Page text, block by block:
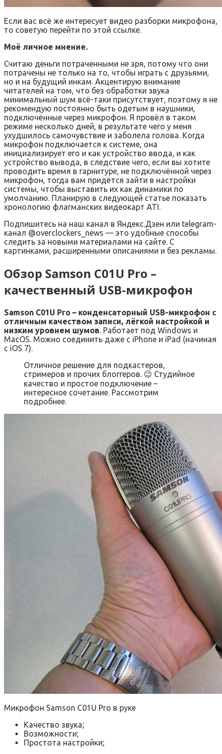
Если вас всё же интересует видео разборки микрофона,
то советую перейти по этой ссылке.
Моё личное мнение.
Считаю деньги потраченными не зря, потому что они
потрачены не только на то, чтобы играть с друзьями,
но и на будущий инкам. Акцентирую внимание
читателей на том, что без обработки звука
минимальный шум всё-таки присутствует, поэтому я не
рекомендую постоянно быть одетым в наушники,
подключённые через микрофон. Я провёл в таком
режиме несколько дней, в результате чего у меня
ухудшилось самочувствие и заболела голова. Когда
микрофон подключается к системе, она
инициализирует его и как устройство ввода, и как
устройство вывода, в следствие чего, если вы хотите
проводить время в гарнитуре, не подключённой через
микрофон, тогда вам придётся зайти в настройки
системы, чтобы выставить их как динамики по
умолчанию. Планирую в следующей статье показать
хронологию флагманских видеокарт ATI.
Подпишитесь на наш канал в Яндекс.Дзен или telegram-
канал @overclockers_news — это удобные способы
следить за новыми материалами на сайте. С
картинками, расширенными описаниями и без рекламы.
Обзор Samson C01U Pro –
качественный USB-микрофон
Samson C01U Pro – конденсаторный USB-микрофон с
отличным качеством записи, лёгкой настройкой и
низким уровнем шумов . Работает под Windows и
MacOS. Можно соединить даже с iPhone и iPad (начиная
с iOS 7).
Отличное решение для подкастеров,
стримеров и прочих блоггеров. 😉 Студийное
качество и простое подключение –
интересное сочетание. Рассмотрим
подробнее.
Микрофон Samson C01U Pro в руке
Качество звука;
Возможности;
Простота настройки;